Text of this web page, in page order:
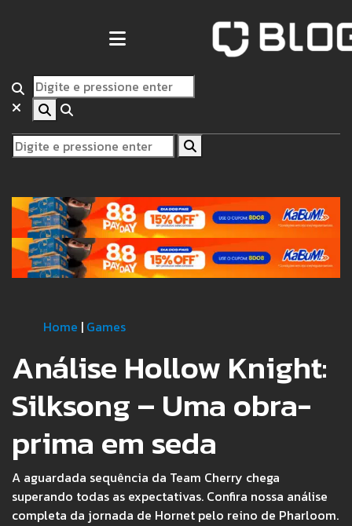
Home | Games
Análise Hollow Knight:
Silksong – Uma obra-
prima em seda
A aguardada sequência da Team Cherry chega
superando todas as expectativas. Confira nossa análise
completa da jornada de Hornet pelo reino de Pharloom.